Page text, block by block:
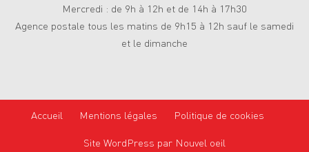
Mercredi : de 9h à 12h et de 14h à 17h30
Agence postale tous les matins de 9h15 à 12h sauf le samedi
et le dimanche
Accueil Mentions légales
Politique de cookies
Site WordPress par Nouvel oeil